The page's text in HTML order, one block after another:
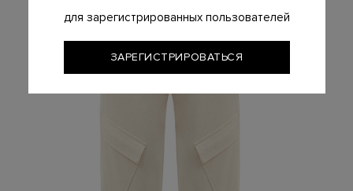
для зарегистрированных пользователей
ЗАРЕГИСТРИРОВАТЬСЯ